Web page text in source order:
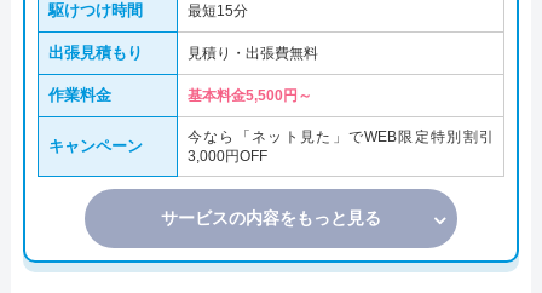
駆けつけ時間 最短15分
出張見積もり 見積り・出張費無料
作業料金 基本料金5,500円～
キャンペーン
今なら「ネット見た」でWEB限定特別割引
3,000円OFF
サービスの内容をもっと見る